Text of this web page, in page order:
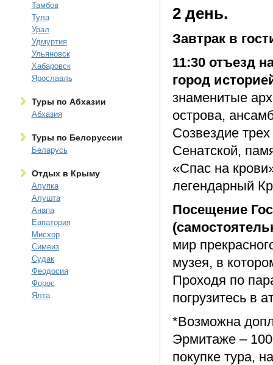
Тамбов
Тула
Урал
Удмуртия
Ульяновск
Хабаровск
Ярославль
Туры по Абхазии
Абхазия
Туры по Белоруссии
Беларусь
Отдых в Крыму
Алупка
Алушта
Анапа
Евпатория
Мисхор
Симеиз
Судак
Феодосия
Форос
Ялта
2 день.
Завтрак в
11:30 отъезд
город
знаменитые
острова,
Созвездие
Сенатской,
«Спас на
легендарный
Посещение
мир
музея, в
Проходя по
погрузитесь в
*Возможна
Эрмитаже –
покупке тура,